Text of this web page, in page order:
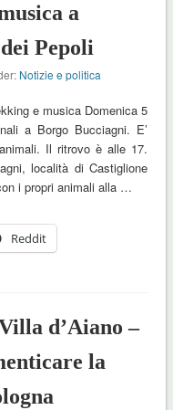
a
Pepoli
Notizie e politica
e musica Domenica 5
a Borgo Bucciagni. E’
Il ritrovo è alle 17.
località di Castiglione
i propri animali alla …
Reddit
d’Aiano –
la